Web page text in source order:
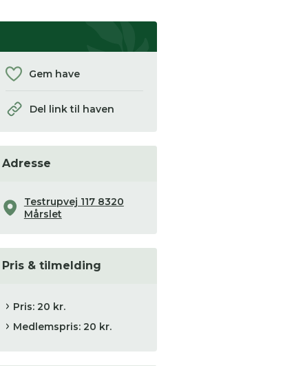
Gem have
Del link til haven
Adresse
Testrupvej 117 8320
Mårslet
Pris & tilmelding
Pris: 20 kr.
Medlemspris: 20 kr.